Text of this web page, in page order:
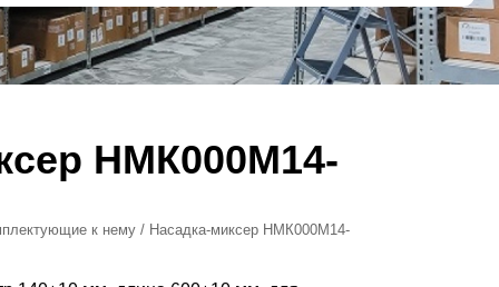
НМК000M14-
к нему / Насадка-миксер НМК000M14-